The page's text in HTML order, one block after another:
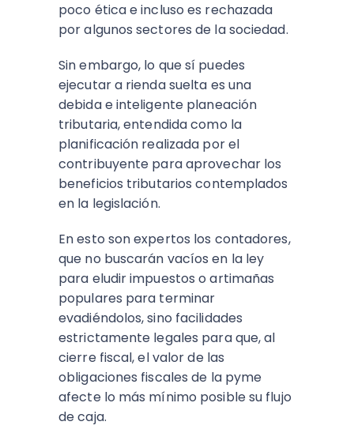
poco ética e incluso es rechazada
por algunos sectores de la sociedad.
Sin embargo, lo que sí puedes
ejecutar a rienda suelta es una
debida e inteligente planeación
tributaria, entendida como la
planificación realizada por el
contribuyente para aprovechar los
beneficios tributarios contemplados
en la legislación.
En esto son expertos los contadores,
que no buscarán vacíos en la ley
para eludir impuestos o artimañas
populares para terminar
evadiéndolos, sino facilidades
estrictamente legales para que, al
cierre fiscal, el valor de las
obligaciones fiscales de la pyme
afecte lo más mínimo posible su flujo
de caja.